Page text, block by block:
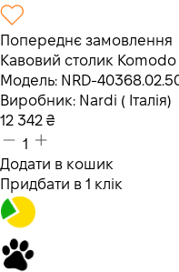
Попереднє замовлення
Кавовий столик
Модель: NRD-
Виробник: Nardi ( Італія)
12 342 ₴
1
Додати в кошик
Придбати в 1 клік